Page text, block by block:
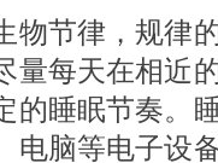
节律，规律
量每天在相近
的睡眠节奏。
电脑等电子设